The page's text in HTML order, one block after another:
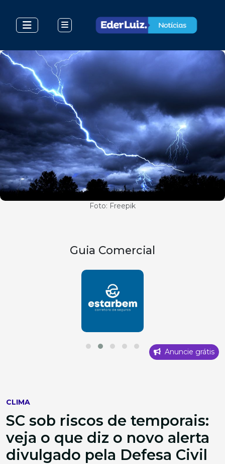
Foto: Freepik
Guia Comercial
Anuncie grátis
CLIMA
SC sob riscos de temporais:
veja o que diz o novo alerta
divulgado pela Defesa Civil